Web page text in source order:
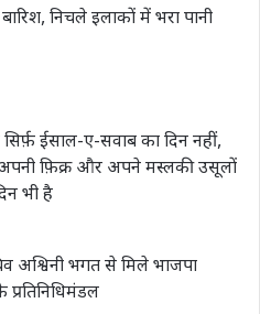
निचले इलाकों में भरा पानी
ईसाल-ए-सवाब का दिन नहीं,
फ़िक्र और अपने मस्लकी उसूलों
भी है
अश्विनी भगत से मिले भाजपा